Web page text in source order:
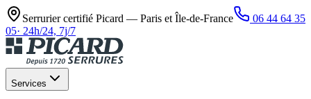
Serrurier certifié Picard — Paris et Île-de-France
06 44 64 35
05· 24h/24, 7j/7
Services